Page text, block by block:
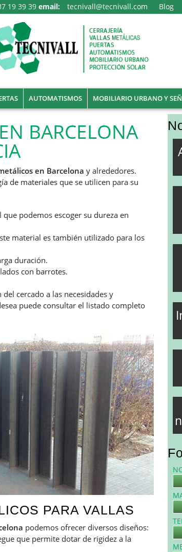
19 39 39 email: tecnivall@tecnivall.com Blog
AUTOMATISMOS MOBILIARIO URBANO Y
BARCELONA
en Barcelona y alrededores.
de materiales que se utilicen para su
podemos escoger su dureza en
material es también utilizado para los
duración.
con barrotes.
cercado a las necesidades y
puede consultar el listado completo
PARA VALLAS
podemos ofrecer diversos diseños:
que permite dotar de rigidez a la